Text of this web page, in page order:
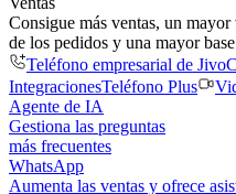
Consigue más ventas, un
de los pedidos y una mayor
Teléfono empresarial de
IntegracionesTeléfono Plus
Agente de IA
Gestiona las preguntas
más frecuentes
WhatsApp
Aumenta las ventas y ofrece